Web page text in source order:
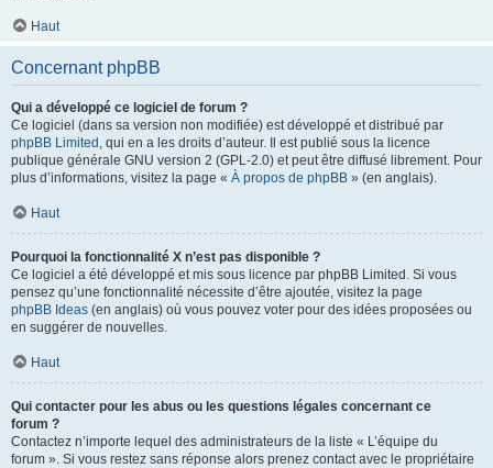
Haut
Concernant phpBB
Qui a développé ce logiciel de forum ?
Ce logiciel (dans sa version non modifiée) est développé et distribué par
phpBB Limited , qui en a les droits d’auteur. Il est publié sous la licence
publique générale GNU version 2 (GPL-2.0) et peut être diffusé librement. Pour
plus d’informations, visitez la page « À propos de phpBB » (en anglais).
Haut
Pourquoi la fonctionnalité X n’est pas disponible ?
Ce logiciel a été développé et mis sous licence par phpBB Limited. Si vous
pensez qu’une fonctionnalité nécessite d’être ajoutée, visitez la page
phpBB Ideas (en anglais) où vous pouvez voter pour des idées proposées ou
en suggérer de nouvelles.
Haut
Qui contacter pour les abus ou les questions légales concernant ce
forum ?
Contactez n’importe lequel des administrateurs de la liste « L’équipe du
forum ». Si vous restez sans réponse alors prenez contact avec le propriétaire